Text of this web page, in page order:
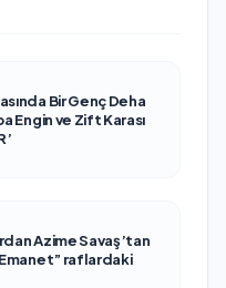
Bir Genç Deha
Engin ve Zift Karası
Azime Savaş’tan
raflardaki